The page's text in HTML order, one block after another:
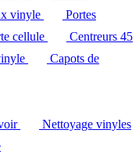
vinyle
Portes
cellule
Centreurs 45
Capots de
Nettoyage vinyles